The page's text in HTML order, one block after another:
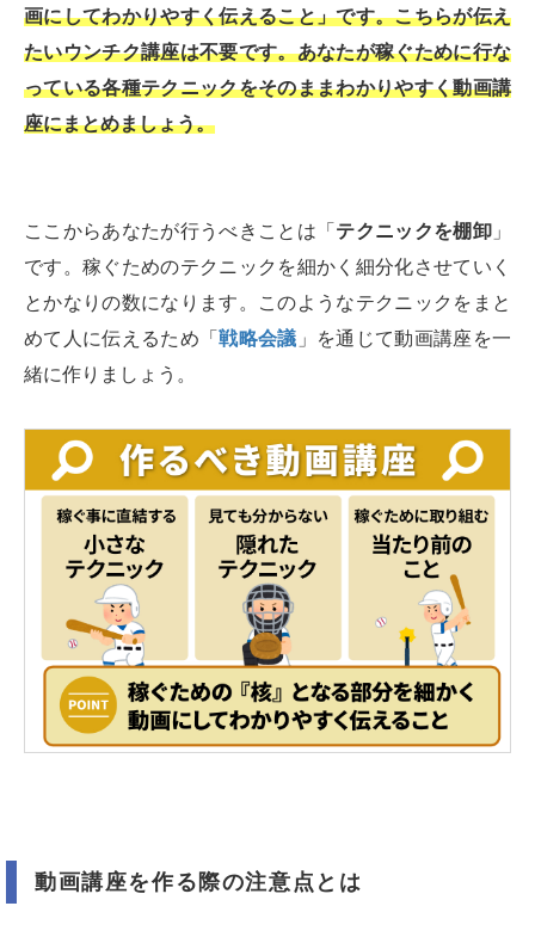
画にしてわかりやすく伝えること」です。こちらが伝え
たいウンチク講座は不要です。あなたが稼ぐために行な
っている各種テクニックをそのままわかりやすく動画講
座にまとめましょう。
ここからあなたが行うべきことは「 テクニックを棚卸 」
です。稼ぐためのテクニックを細かく細分化させていく
とかなりの数になります。このようなテクニックをまと
めて人に伝えるため「戦略会議 」を通じて動画講座を一
緒に作りましょう。
動画講座を作る際の注意点とは